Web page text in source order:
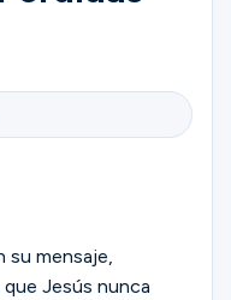
su mensaje,
Jesús nunca